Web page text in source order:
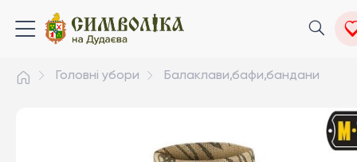
Головні убори Балаклави,бафи,бандани